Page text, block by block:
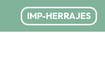
contenido
IMP-HERRAJES
¡Pago seguro!